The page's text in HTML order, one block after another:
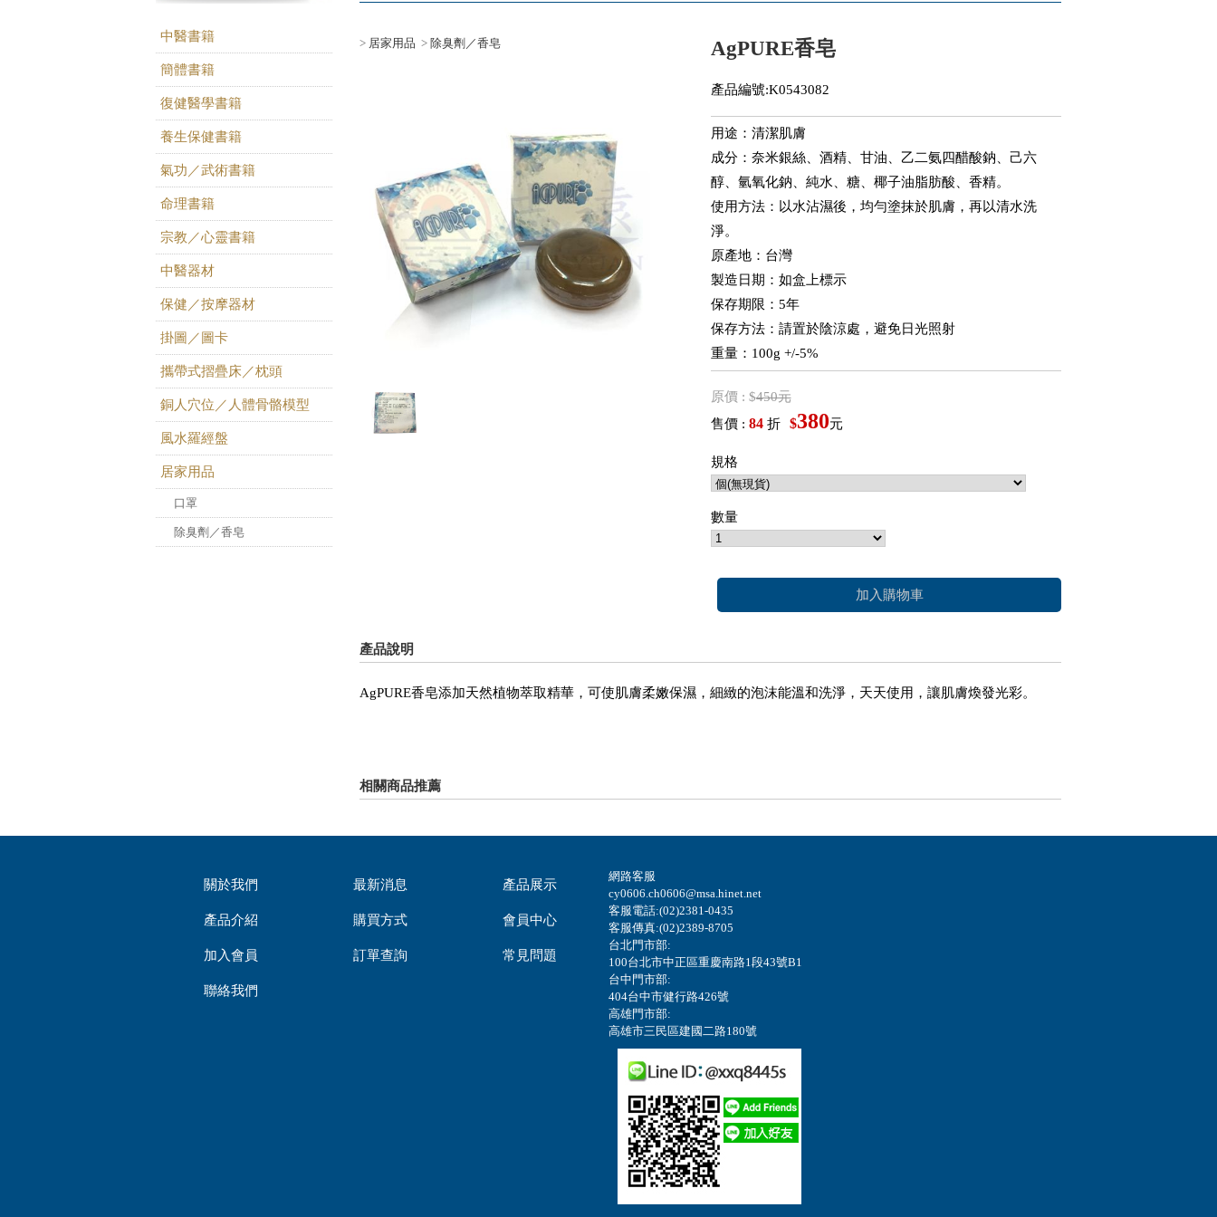
中醫書籍
簡體書籍
復健醫學書籍
養生保健書籍
氣功／武術書籍
命理書籍
宗教／心靈書籍
中醫器材
保健／按摩器材
掛圖／圖卡
攜帶式摺疊床／枕頭
銅人穴位／人體骨骼模型
風水羅經盤
居家用品
口罩
除臭劑／香皂
> 居家用品 > 除臭劑／香皂 AgPURE香皂
產品編號:K0543082
用途：清潔肌膚
成分：奈米銀絲、酒精、甘油、乙二氨四醋酸鈉、己六
醇、氫氧化鈉、純水、糖、椰子油脂肪酸、香精。
使用方法：以水沾濕後，均勻塗抹於肌膚，再以清水洗
淨。
原產地：台灣
製造日期：如盒上標示
保存期限：5年
保存方法：請置於陰涼處，避免日光照射
​重量：100g +/-5%
原價 : $450元
售價 : 84折 $380元
規格
數量
加入購物車
產品說明
AgPURE香皂添加天然植物萃取精華，可使肌膚柔嫩保濕，細緻的泡沫能溫和洗淨，天天使用，讓肌膚煥發光彩。
相關商品推薦
關於我們 最新消息 產品展示
產品介紹 購買方式 會員中心
加入會員 訂單查詢 常見問題
聯絡我們
網路客服
cy0606.ch0606@msa.hinet.net
客服電話:(02)2381-0435
客服傳真:(02)2389-8705
台北門市部:
100台北市中正區重慶南路1段43號B1
台中門市部:
404台中市健行路426號
高雄門市部:
高雄市三民區建國二路180號